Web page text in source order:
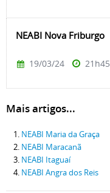
NEABI Nova Friburgo
19/03/24 21h45
Mais artigos...
NEABI Maria da Graça
NEABI Maracanã
NEABI Itaguaí
NEABI Angra dos Reis